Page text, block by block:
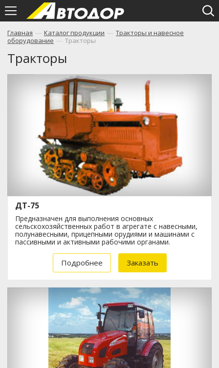
Главная — Каталог продукции — Тракторы и навесное
оборудование — Тракторы
Тракторы
ДТ-75
Предназначен для выполнения основных
сельскохозяйственных работ в агрегате с навесными,
полунавесными, прицепными орудиями и машинами с
пассивными и активными рабочими органами.
Подробнее Заказать